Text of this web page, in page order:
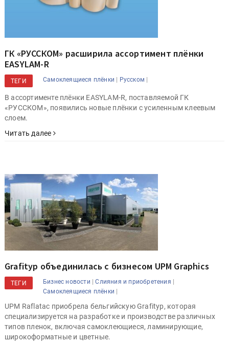
ГК «РУССКОМ» расширила ассортимент плёнки
EASYLAM-R
ТЕГИ Самоклеящиеся плёнки | Русском |
В ассортименте плёнки EASYLAM-R, поставляемой ГК
«РУССКОМ», появились новые плёнки с усиленным клеевым
слоем.
Читать далее
Grafityp объединилась с бизнесом UPM Graphics
ТЕГИ Бизнес новости |Слияния и приобретения |
Самоклеящиеся плёнки |
UPM Raflatac приобрела бельгийскую Grafityp, которая
специализируется на разработке и производстве различных
типов пленок, включая самоклеющиеся, ламинирующие,
широкоформатные и цветные.